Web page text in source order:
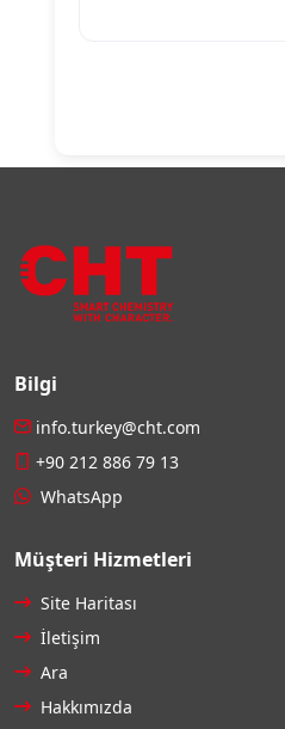
Bilgi
info.turkey@cht.com
+90 212 886 79 13
WhatsApp
Müşteri Hizmetleri
Site Haritası
İletişim
Ara
Hakkımızda